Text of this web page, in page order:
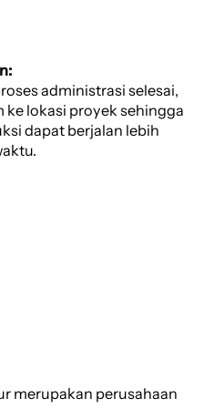
administrasi selesai,
ke lokasi proyek sehingga
dapat berjalan lebih
merupakan perusahaan